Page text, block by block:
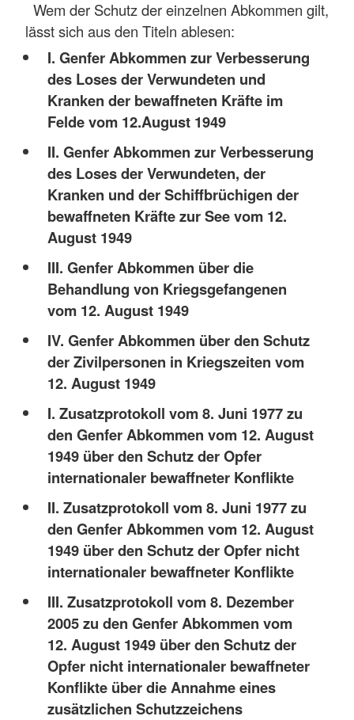
Wem der Schutz der einzelnen Abkommen gilt,
lässt sich aus den Titeln ablesen:
I. Genfer Abkommen zur Verbesserung
des Loses der Verwundeten und
Kranken der bewaffneten Kräfte im
Felde vom 12.August 1949
II. Genfer Abkommen zur Verbesserung
des Loses der Verwundeten, der
Kranken und der Schiffbrüchigen der
bewaffneten Kräfte zur See vom 12.
August 1949
III. Genfer Abkommen über die
Behandlung von Kriegsgefangenen
vom 12. August 1949
IV. Genfer Abkommen über den Schutz
der Zivilpersonen in Kriegszeiten vom
12. August 1949
I. Zusatzprotokoll vom 8. Juni 1977 zu
den Genfer Abkommen vom 12. August
1949 über den Schutz der Opfer
internationaler bewaffneter Konflikte
II. Zusatzprotokoll vom 8. Juni 1977 zu
den Genfer Abkommen vom 12. August
1949 über den Schutz der Opfer nicht
internationaler bewaffneter Konflikte
III. Zusatzprotokoll vom 8. Dezember
2005 zu den Genfer Abkommen vom
12. August 1949 über den Schutz der
Opfer nicht internationaler bewaffneter
Konflikte über die Annahme eines
zusätzlichen Schutzzeichens